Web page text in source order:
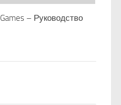
– Руководство